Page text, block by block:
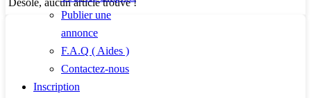
Publier une
annonce
F.A.Q ( Aides )
Contactez-nous
Inscription